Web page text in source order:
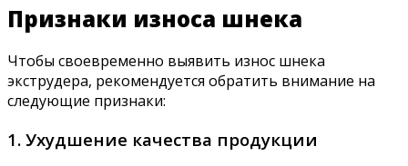
Признаки износа шнека
Чтобы своевременно выявить износ шнека
экструдера, рекомендуется обратить внимание на
следующие признаки:
1. Ухудшение качества продукции